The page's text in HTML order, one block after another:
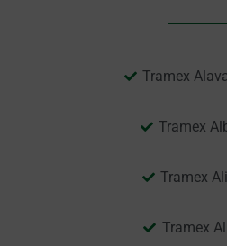
Tramex
Tramex
Tramex
Tramex